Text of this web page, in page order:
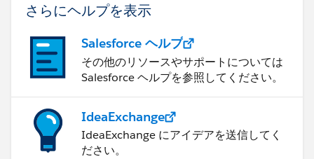
さらにヘルプを表示
Salesforce ヘルプ
その他のリソースやサポートについては
Salesforce ヘルプを参照してください。
IdeaExchange
IdeaExchange にアイデアを送信してく
ださい。